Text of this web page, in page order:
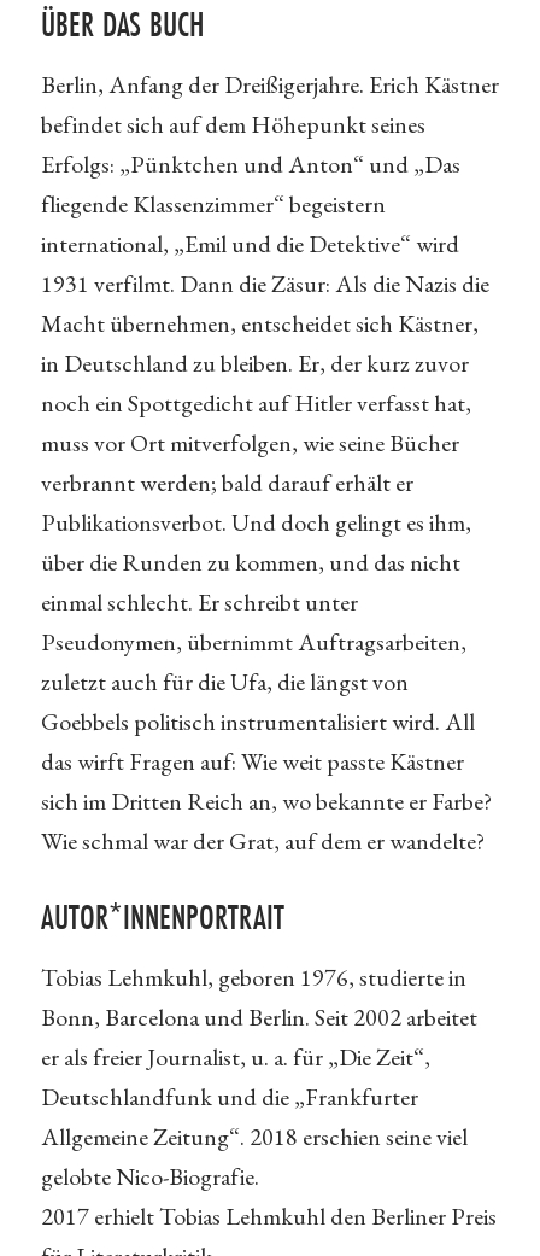
ÜBER DAS BUCH
Berlin, Anfang der Dreißigerjahre. Erich Kästner
befindet sich auf dem Höhepunkt seines
Erfolgs: „Pünktchen und Anton“ und „Das
fliegende Klassenzimmer“ begeistern
international, „Emil und die Detektive“ wird
1931 verfilmt. Dann die Zäsur: Als die Nazis die
Macht übernehmen, entscheidet sich Kästner,
in Deutschland zu bleiben. Er, der kurz zuvor
noch ein Spottgedicht auf Hitler verfasst hat,
muss vor Ort mitverfolgen, wie seine Bücher
verbrannt werden; bald darauf erhält er
Publikationsverbot. Und doch gelingt es ihm,
über die Runden zu kommen, und das nicht
einmal schlecht. Er schreibt unter
Pseudonymen, übernimmt Auftragsarbeiten,
zuletzt auch für die Ufa, die längst von
Goebbels politisch instrumentalisiert wird. All
das wirft Fragen auf: Wie weit passte Kästner
sich im Dritten Reich an, wo bekannte er Farbe?
Wie schmal war der Grat, auf dem er wandelte?
AUTOR*INNENPORTRAIT
Tobias Lehmkuhl, geboren 1976, studierte in
Bonn, Barcelona und Berlin. Seit 2002 arbeitet
er als freier Journalist, u. a. für „Die Zeit“,
Deutschlandfunk und die „Frankfurter
Allgemeine Zeitung“. 2018 erschien seine viel
gelobte Nico-Biografie.
2017 erhielt Tobias Lehmkuhl den Berliner Preis